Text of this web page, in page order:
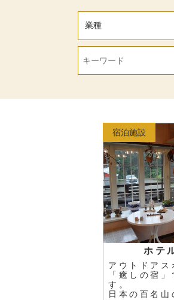
ホテ
アウトドアス
「癒しの宿
す。
日本の百名
宿泊施設